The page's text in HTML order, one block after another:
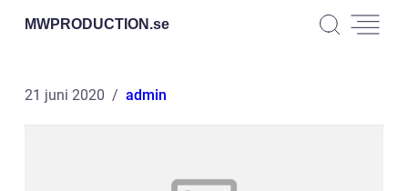
MWPRODUCTION.se
21 juni 2020 admin